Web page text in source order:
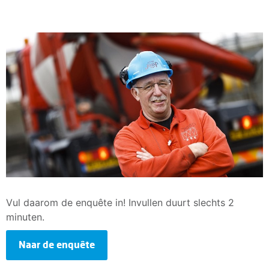
Vul daarom de enquête in! Invullen duurt slechts 2
minuten.
Naar de enquête